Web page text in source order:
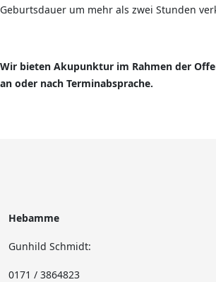
Geburtsdauer um mehr als zwei Stunden
Wir bieten Akupunktur im Rahmen der
an oder nach Terminabsprache.
Hebamme
Gunhild Schmidt:
0171 / 3864823